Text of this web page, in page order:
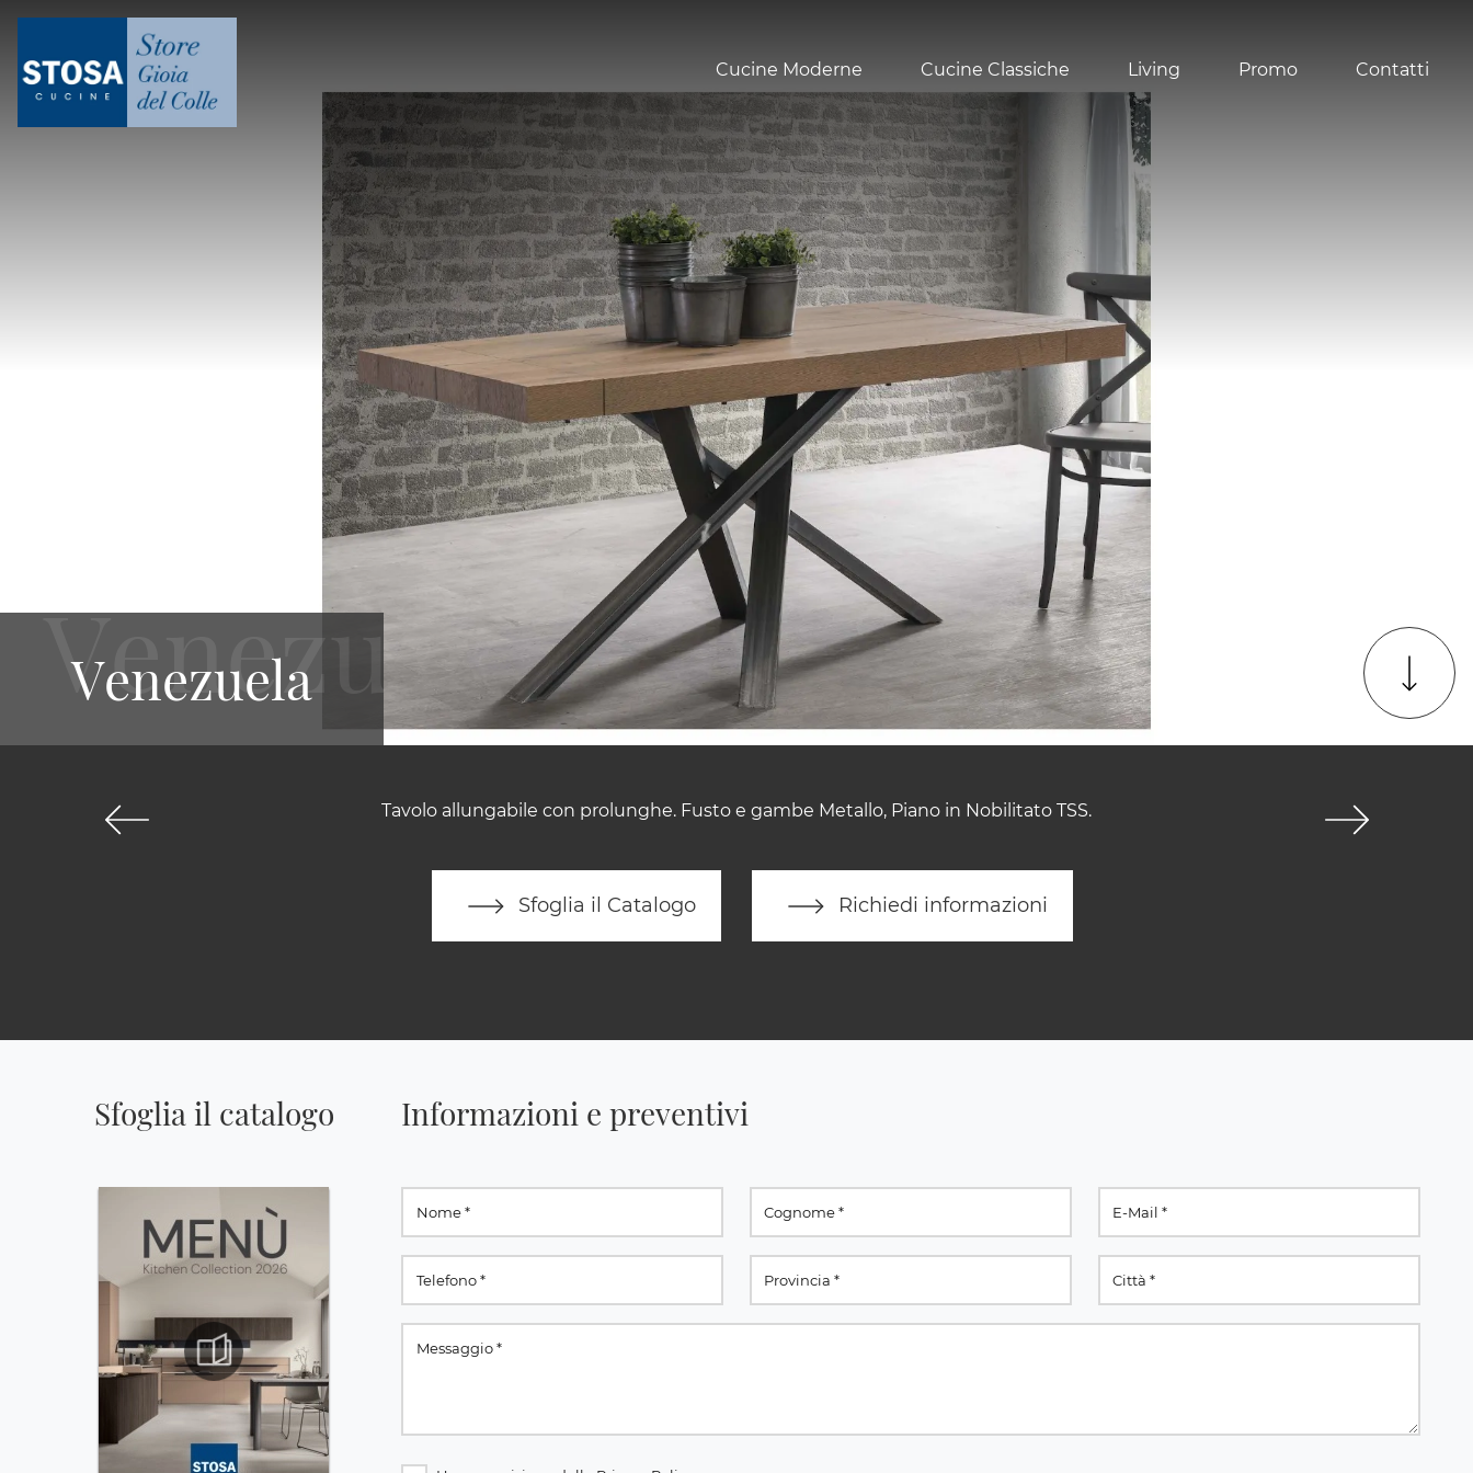
Cucine Moderne Cucine Classiche Living Promo Contatti
Tavolo allungabile con prolunghe. Fusto e gambe Metallo, Piano in Nobilitato TSS.
Sfoglia il Catalogo Richiedi informazioni
Venezuela
Sfoglia il catalogo Informazioni e preventivi